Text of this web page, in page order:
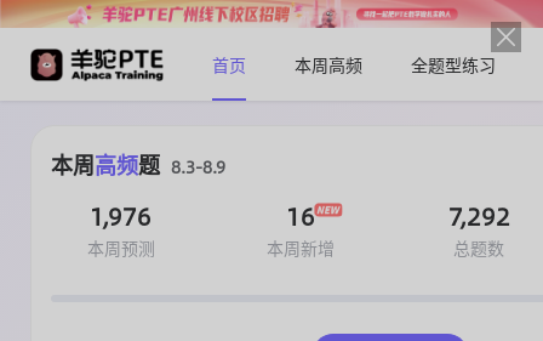
首页 本周高频 全题型练习
本周高频题 8.3-8.9
1,976
本周预测
16
本周新增
7,292
总题数